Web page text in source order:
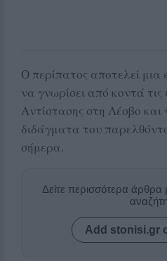
Ο περίπατος αποτελεί μια
να γνωρίσει από κοντά τις
Αντίστασης στη Λέσβο
διδάγματα του
σήμερα.
Δείτε περισσότερα
Add stonisi.gr